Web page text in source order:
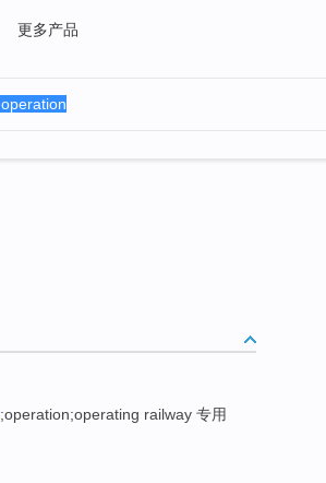
更多产品
;operation;operating railway 专用